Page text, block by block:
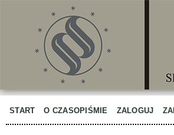
START O CZASOPIŚMIE ZALOGUJ